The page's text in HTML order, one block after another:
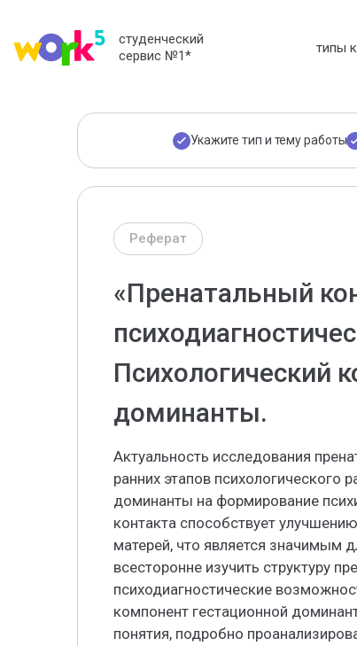
студенческий
сервис №1* типы
Укажите тип и тему работы
Реферат
«Пренатальный
Психологический
доминанты.
Актуальность исследования
ранних этапов психологического
доминанты на формирование
контакта способствует
матерей, что является значимым
всесторонне изучить структуру
психодиагностические
компонент гестационной
понятия, подробно